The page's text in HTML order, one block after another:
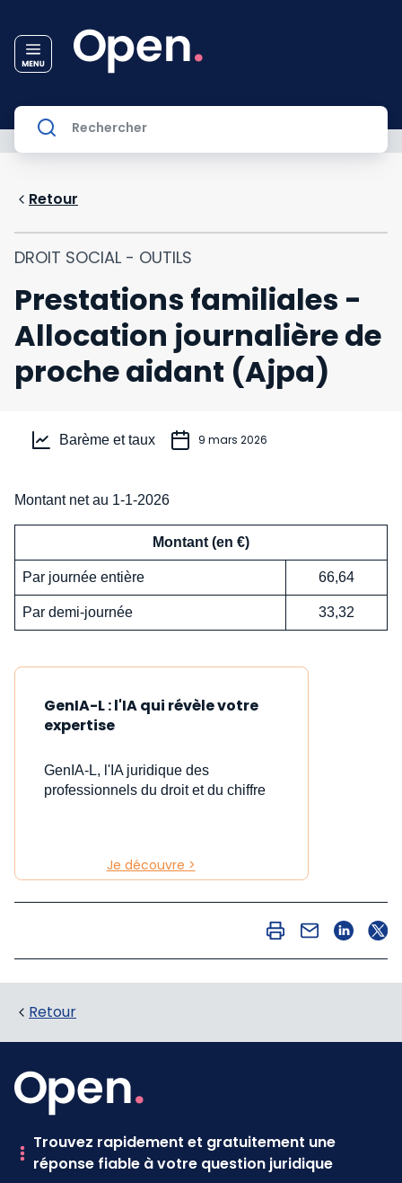
Retour
DROIT SOCIAL - OUTILS
Prestations familiales -
Allocation journalière de
proche aidant (Ajpa)
Barème et taux 9 mars 2026
Montant net au 1-1-2026
Montant (en €)
Par journée entière 66,64
Par demi-journée 33,32
GenIA-L : l'IA qui révèle votre
expertise
GenIA-L, l'IA juridique des
professionnels du droit et du chiffre
Je découvre >
Retour
Trouvez rapidement et gratuitement une
réponse fiable à votre question juridique